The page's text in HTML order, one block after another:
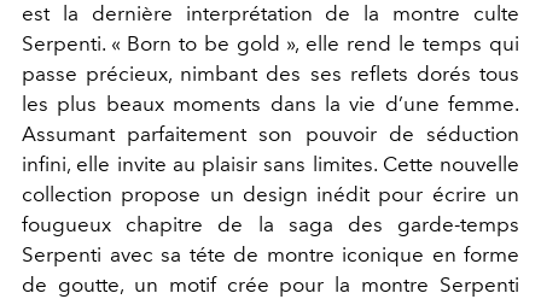
est la dernière interprétation de la montre culte
Serpenti. « Born to be gold », elle rend le temps qui
passe précieux, nimbant des ses reflets dorés tous
les plus beaux moments dans la vie d’une femme.
Assumant parfaitement son pouvoir de séduction
infini, elle invite au plaisir sans limites. Cette nouvelle
collection propose un design inédit pour écrire un
fougueux chapitre de la saga des garde-temps
Serpenti avec sa téte de montre iconique en forme
de goutte, un motif crée pour la montre Serpenti